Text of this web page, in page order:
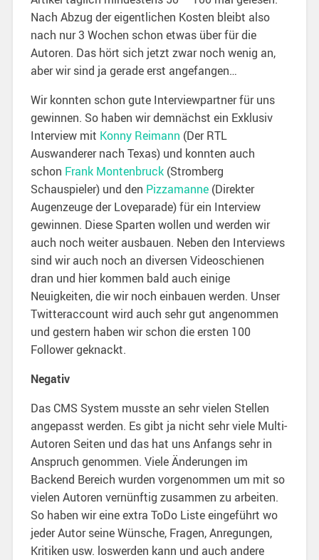
Nach Abzug der eigentlichen Kosten bleibt also
nach nur 3 Wochen schon etwas über für die
Autoren. Das hört sich jetzt zwar noch wenig an,
aber wir sind ja gerade erst angefangen…
Wir konnten schon gute Interviewpartner für uns
gewinnen. So haben wir demnächst ein Exklusiv
Interview mit Konny Reimann (Der RTL
Auswanderer nach Texas) und konnten auch
schon Frank Montenbruck(Stromberg
Schauspieler) und den Pizzamanne(Direkter
Augenzeuge der Loveparade) für ein Interview
gewinnen. Diese Sparten wollen und werden wir
auch noch weiter ausbauen. Neben den Interviews
sind wir auch noch an diversen Videoschienen
dran und hier kommen bald auch einige
Neuigkeiten, die wir noch einbauen werden. Unser
Twitteraccount wird auch sehr gut angenommen
und gestern haben wir schon die ersten 100
Follower geknackt.
Negativ
Das CMS System musste an sehr vielen Stellen
angepasst werden. Es gibt ja nicht sehr viele Multi-
Autoren Seiten und das hat uns Anfangs sehr in
Anspruch genommen. Viele Änderungen im
Backend Bereich wurden vorgenommen um mit so
vielen Autoren vernünftig zusammen zu arbeiten.
So haben wir eine extra ToDo Liste eingeführt wo
jeder Autor seine Wünsche, Fragen, Anregungen,
Kritiken usw. loswerden kann und auch andere